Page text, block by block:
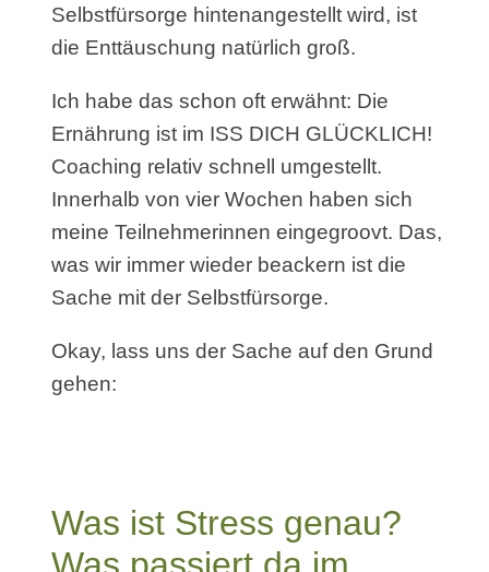
Selbstfürsorge hintenangestellt wird, ist
die Enttäuschung natürlich groß.
Ich habe das schon oft erwähnt: Die
Ernährung ist im ISS DICH GLÜCKLICH!
Coaching relativ schnell umgestellt.
Innerhalb von vier Wochen haben sich
meine Teilnehmerinnen eingegroovt. Das,
was wir immer wieder beackern ist die
Sache mit der Selbstfürsorge.
Okay, lass uns der Sache auf den Grund
gehen:
Was ist Stress genau?
Was passiert da im